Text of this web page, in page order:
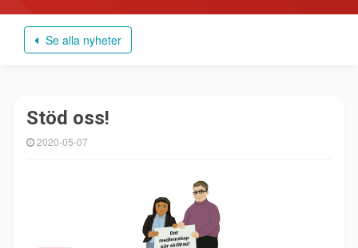
Se alla nyheter
Stöd oss!
2020-05-07